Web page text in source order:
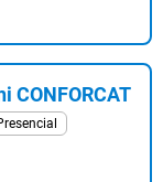
CONFORCAT